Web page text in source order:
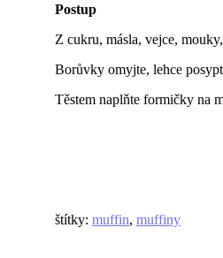
Postup
Z cukru, másla, vejce,
Borůvky omyjte, lehce
Těstem naplňte formičky na
štítky: muffin, muffiny